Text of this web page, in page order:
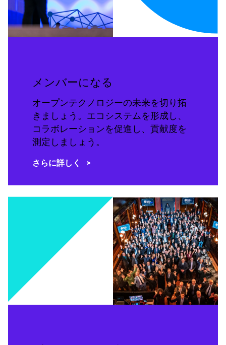
メンバーになる
オープンテクノロジーの未来を切り拓
きましょう。エコシステムを形成し、
コラボレーションを促進し、貢献度を
測定しましょう。
さらに詳しく